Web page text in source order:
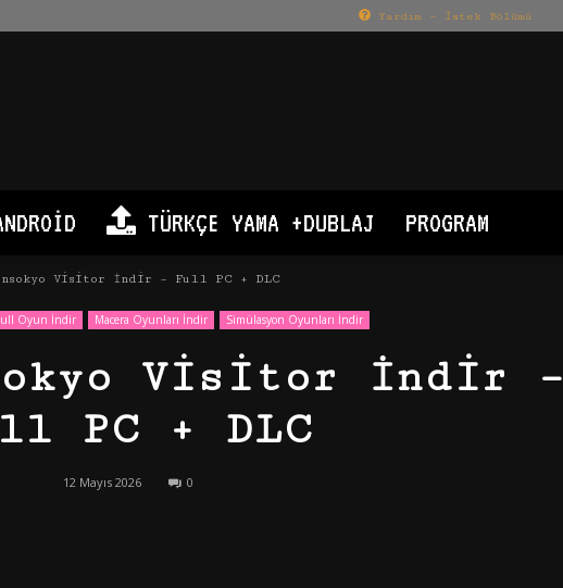
Yardım – İstek Bölümü
TÜRKÇE YAMA +DUBLAJ PROGRAM
Visitor İndir – Full PC + DLC
Oyun İndir Macera Oyunları İndir Simülasyon Oyunları İndir
Visitor İndir –
PC + DLC
12 Mayıs 2026 0